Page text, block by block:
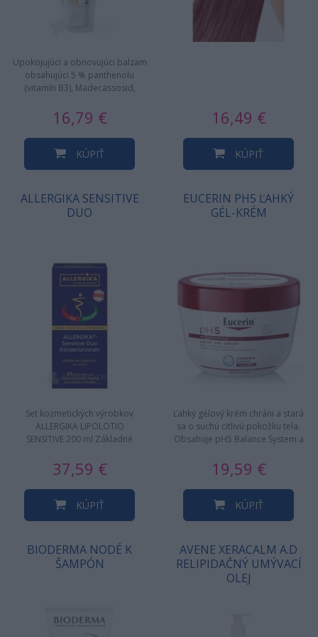
Upokojujúci a obnovujúci balzam
obsahujúci 5 % panthenolu
(vitamín B3), Madecassosid,
16,79 €
KÚPIŤ
16,49 €
KÚPIŤ
ALLERGIKA SENSITIVE
DUO
Set kozmetických výrobkov
ALLERGIKA LIPOLOTIO
SENSITIVE 200 ml Základné
kožnej bariéry a…
37,59 €
KÚPIŤ
EUCERIN PH5 ĽAHKÝ
GÉL-KRÉM
Ľahký gélový krém chráni a stará
sa o suchú citlivú pokožku tela.
Obsahuje pH5 Balance System a
19,59 €
KÚPIŤ
BIODERMA NODÉ K
ŠAMPÓN
AVENE XERACALM A.D
RELIPIDAČNÝ UMÝVACÍ
OLEJ